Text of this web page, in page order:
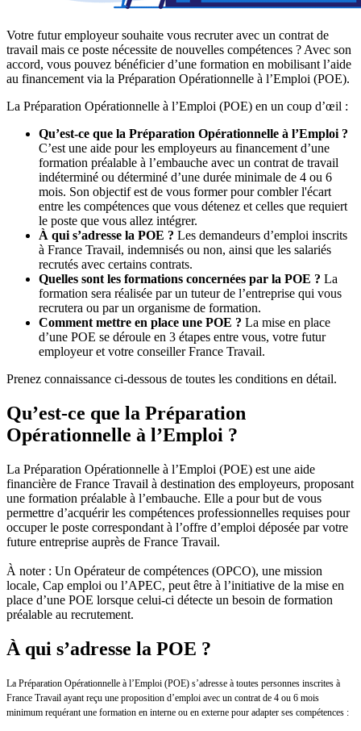
Votre futur employeur souhaite vous recruter avec un contrat de
travail mais ce poste nécessite de nouvelles compétences ? Avec son
accord, vous pouvez bénéficier d’une formation en mobilisant l’aide
au financement via la Préparation Opérationnelle à l’Emploi (POE).
La Préparation Opérationnelle à l’Emploi (POE) en un coup d’œil :
Qu’est-ce que la Préparation Opérationnelle à l’Emploi ?
C’est une aide pour les employeurs au financement d’une
formation préalable à l’embauche avec un contrat de travail
indéterminé ou déterminé d’une durée minimale de 4 ou 6
mois. Son objectif est de vous former pour combler l'écart
entre les compétences que vous détenez et celles que requiert
le poste que vous allez intégrer.
À qui s’adresse la POE ? Les demandeurs d’emploi inscrits
à France Travail, indemnisés ou non, ainsi que les salariés
recrutés avec certains contrats.
Quelles sont les formations concernées par la POE ? La
formation sera réalisée par un tuteur de l’entreprise qui vous
recrutera ou par un organisme de formation.
Comment mettre en place une POE ? La mise en place
d’une POE se déroule en 3 étapes entre vous, votre futur
employeur et votre conseiller France Travail.
Prenez connaissance ci-dessous de toutes les conditions en détail.
Qu’est-ce que la Préparation
Opérationnelle à l’Emploi ?
La Préparation Opérationnelle à l’Emploi (POE) est une aide
financière de France Travail à destination des employeurs, proposant
une formation préalable à l’embauche. Elle a pour but de vous
permettre d’acquérir les compétences professionnelles requises pour
occuper le poste correspondant à l’offre d’emploi déposée par votre
future entreprise auprès de France Travail.
À noter : Un Opérateur de compétences (OPCO), une mission
locale, Cap emploi ou l’APEC, peut être à l’initiative de la mise en
place d’une POE lorsque celui-ci détecte un besoin de formation
préalable au recrutement.
À qui s’adresse la POE ?
La Préparation Opérationnelle à l’Emploi (POE) s’adresse à toutes personnes inscrites à
France Travail ayant reçu une proposition d’emploi avec un contrat de 4 ou 6 mois
minimum requérant une formation en interne ou en externe pour adapter ses compétences :